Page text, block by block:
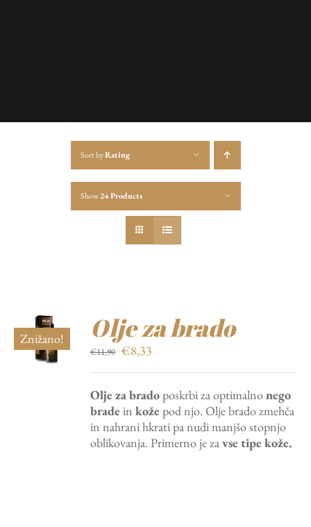
Sort byRating
Show24 Products
Znižano! Olje za brado
€11,90 Izvirna
bila:
€11,90.
€8,33
€8,33.
Olje za bradoposkrbi za optimalnonego
brade inkože pod njo. Olje brado zmehča
in nahrani hkrati pa nudi manjšo stopnjo
oblikovanja. Primerno je zavse tipe kože.